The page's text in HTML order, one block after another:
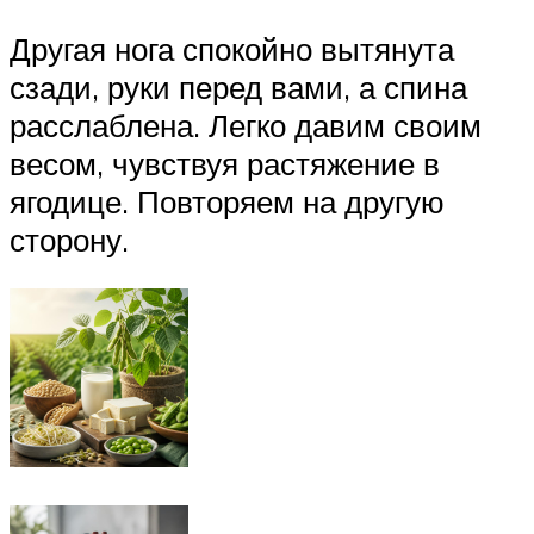
Другая нога спокойно вытянута
сзади, руки перед вами, а спина
расслаблена. Легко давим своим
весом, чувствуя растяжение в
ягодице. Повторяем на другую
сторону.